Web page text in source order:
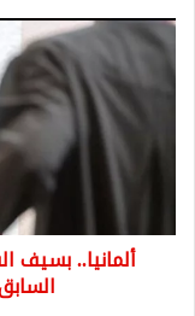
ألمانيا..
بسيف
الساموراي
حياة
امام
ألمانيا..
السابق